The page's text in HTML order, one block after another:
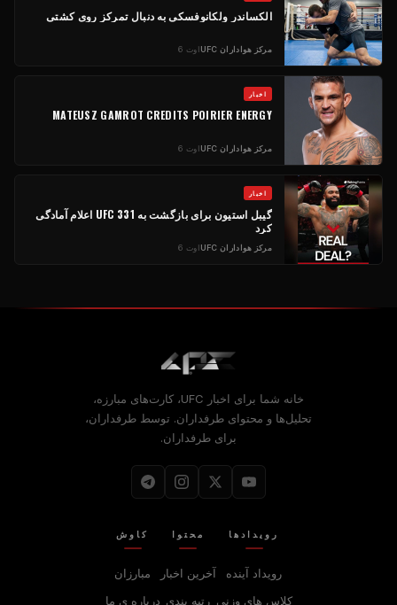
الکساندر ولکانوفسکی به دنبال تمرکز روی کشتی
مرکز هواداران UFC اوت 6
اخبار
MATEUSZ GAMROT CREDITS POIRIER ENERGY
مرکز هواداران UFC اوت 6
اخبار
گیبل استیون برای بازگشت به UFC 331 اعلام آمادگی
کرد
مرکز هواداران UFC اوت 6
خانه شما برای اخبار UFC، کارت‌های مبارزه،
تحلیل‌ها و محتوای طرفداران. توسط طرفداران،
برای طرفداران.
رویدادها
رویداد آینده
کلاس های وزنی
محتوا
آخرین اخبار
رتبه بندی
کاوش
مبارزان
درباره‌ ی ما